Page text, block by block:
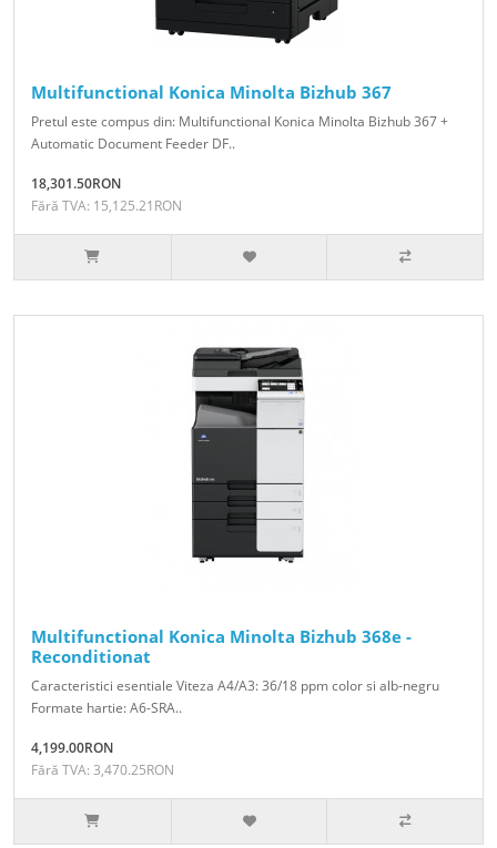
Multifunctional Konica Minolta Bizhub 367
Pretul este compus din: Multifunctional Konica Minolta Bizhub 367 +
Automatic Document Feeder DF..
18,301.50RON
Fără TVA: 15,125.21RON
Multifunctional Konica Minolta Bizhub 368e -
Reconditionat
Caracteristici esentiale Viteza A4/A3: 36/18 ppm color si alb-negru
Formate hartie: A6-SRA..
4,199.00RON
Fără TVA: 3,470.25RON